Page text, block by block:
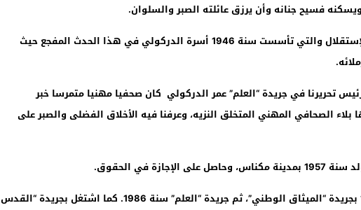
فسيح جنانه وأن يرزق عائلته الصبر والسلوان.
وقد نعت جريدة “العلم” لسان حزب الإستقلال والتي تأسست سنة 1946 أسرة الدركولي في هذا الحدث المفجع حيث
تحريرنا في جريدة “العلم” عمر الدركولي كان صحفيا مهنيا متمرسا خبر
الصحافي المهني المتخلق النزيه، وعرفنا فيه الأخلاق الفضلى والصبر على
في الحقوق
.
واشتغل في الصحافة منذ سنة 1976 بجريدة “الميثاق الوطني”، ثم جريدة “العلم” سنة 1986. كما اشتغل بجريدة “القدس